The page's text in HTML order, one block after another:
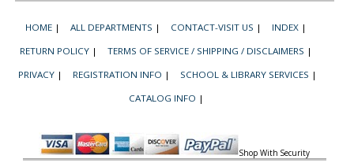
HOME | ALL DEPARTMENTS | CONTACT-VISIT US | INDEX |
RETURN POLICY | TERMS OF SERVICE / SHIPPING / DISCLAIMERS |
PRIVACY | REGISTRATION INFO | SCHOOL & LIBRARY SERVICES |
CATALOG INFO |
Shop With Security